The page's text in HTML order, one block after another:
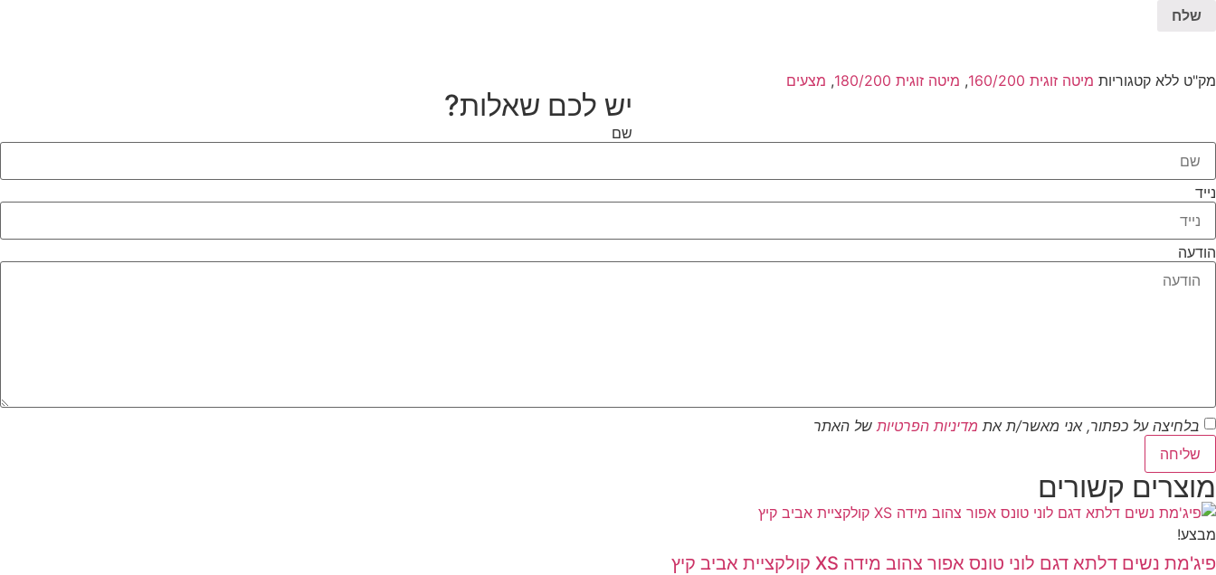
מק"ט ללא קטגוריות מיטה זוגית 160/200 , מיטה זוגית 180/200 , מצעים
יש לכם שאלות?
שם
נייד
הודעה
בלחיצה על כפתור, אני מאשר/ת את מדיניות הפרטיותשל האתר
שליחה
מוצרים קשורים
מבצע!
פיג'מת נשים דלתא דגם לוני טונס אפור צהוב מידה XS קולקציית אביב קיץ